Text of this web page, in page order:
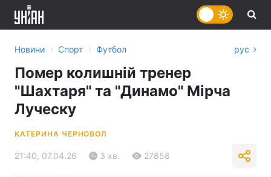
Новини › Спорт › Футбол рус
Помер колишній тренер
"Шахтаря" та "Динамо" Мірча
Луческу
КАТЕРИНА ЧЕРНОВОЛ
21:40, 07.04.26 3 хв. 27858